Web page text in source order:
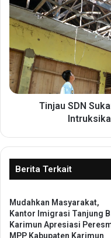
,
B
a
t
i
R
Z
a
h
A
i
n
S
D
N
j
,
B
u
Tinjau SDN
Berita Terkait
Mudahkan Masyarakat,
Kantor Imigrasi Tanjung
Karimun Apresiasi
MPP Kabupaten Karimun